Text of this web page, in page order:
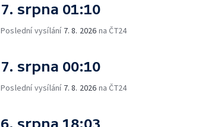
7. srpna 01:10
Poslední vysílání 7. 8. 2026 na ČT24
7. srpna 00:10
Poslední vysílání 7. 8. 2026 na ČT24
6. srpna 18:03